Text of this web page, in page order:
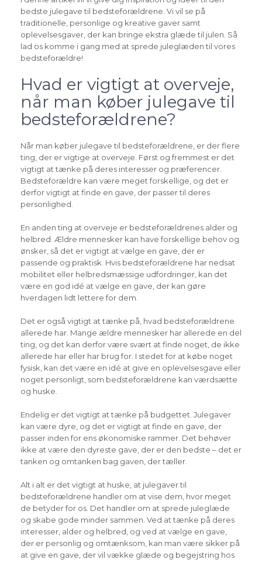
bedste julegave til bedsteforældrene. Vi vil se på
traditionelle, personlige og kreative gaver samt
oplevelsesgaver, der kan bringe ekstra glæde til julen. Så
lad os komme i gang med at sprede juleglæden til vores
bedsteforældre!
Hvad er vigtigt at overveje,
når man køber julegave til
bedsteforældrene?
Når man køber julegave til bedsteforældrene, er der flere
ting, der er vigtige at overveje. Først og fremmest er det
vigtigt at tænke på deres interesser og præferencer.
Bedsteforældre kan være meget forskellige, og det er
derfor vigtigt at finde en gave, der passer til deres
personlighed.
En anden ting at overveje er bedsteforældrenes alder og
helbred. Ældre mennesker kan have forskellige behov og
ønsker, så det er vigtigt at vælge en gave, der er
passende og praktisk. Hvis bedsteforældrene har nedsat
mobilitet eller helbredsmæssige udfordringer, kan det
være en god idé at vælge en gave, der kan gøre
hverdagen lidt lettere for dem.
Det er også vigtigt at tænke på, hvad bedsteforældrene
allerede har. Mange ældre mennesker har allerede en del
ting, og det kan derfor være svært at finde noget, de ikke
allerede har eller har brug for. I stedet for at købe noget
fysisk, kan det være en idé at give en oplevelsesgave eller
noget personligt, som bedsteforældrene kan værdsætte
og huske.
Endelig er det vigtigt at tænke på budgettet. Julegaver
kan være dyre, og det er vigtigt at finde en gave, der
passer inden for ens økonomiske rammer. Det behøver
ikke at være den dyreste gave, der er den bedste – det er
tanken og omtanken bag gaven, der tæller.
Alt i alt er det vigtigt at huske, at julegaver til
bedsteforældrene handler om at vise dem, hvor meget
de betyder for os. Det handler om at sprede juleglæde
og skabe gode minder sammen. Ved at tænke på deres
interesser, alder og helbred, og ved at vælge en gave,
der er personlig og omtænksom, kan man være sikker på
at give en gave, der vil vække glæde og begejstring hos